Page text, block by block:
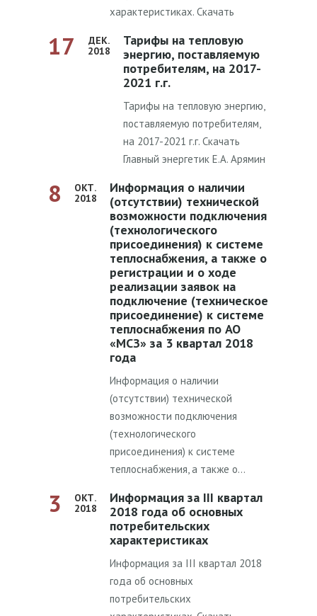
характеристиках. Скачать
17
ДЕК.
2018
Тарифы на тепловую
энергию, поставляемую
потребителям, на 2017-
2021 г.г.
Тарифы на тепловую энергию,
поставляемую потребителям,
на 2017-2021 г.г. Скачать
Главный энергетик Е.А. Арямин
8
ОКТ.
2018
Информация о наличии
(отсутствии) технической
возможности подключения
(технологического
присоединения) к системе
теплоснабжения, а также о
регистрации и о ходе
реализации заявок на
подключение (техническое
присоединение) к системе
теплоснабжения по АО
«МСЗ» за 3 квартал 2018
года
Информация о наличии
(отсутствии) технической
возможности подключения
(технологического
присоединения) к системе
теплоснабжения, а также о…
3
ОКТ.
2018
Информация за III квартал
2018 года об основных
потребительских
характеристиках
Информация за III квартал 2018
года об основных
потребительских